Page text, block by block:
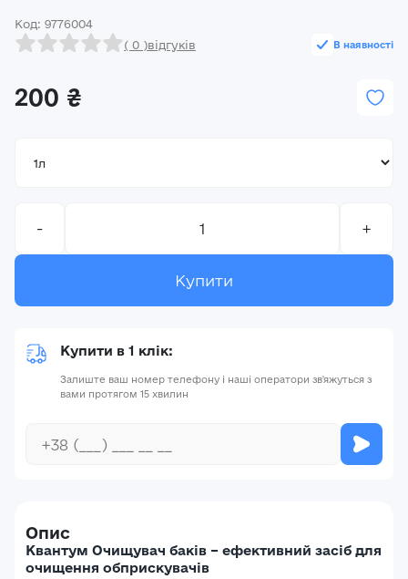
Код: 9776004
В наявності
( 0 )відгуків
200 ₴
- +
Купити
Купити в 1 клік:
Залиште ваш номер телефону і наші оператори зв'яжуться з
вами протягом 15 хвилин
Опис
Квантум Очищувач баків – ефективний засіб для
очищення обприскувачів